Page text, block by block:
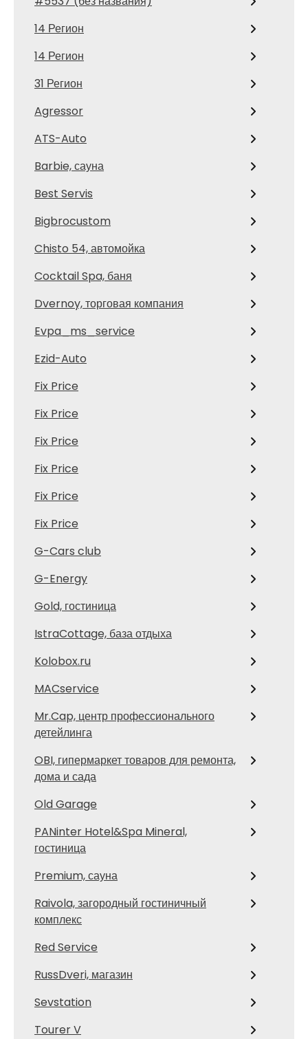
14 Регион
14 Регион
31 Регион
Agressor
ATS-Auto
Barbie, сауна
Best Servis
Bigbrocustom
Chisto 54, автомойка
Cocktail Spa, баня
Dvernoy, торговая компания
Evpa_ms_service
Ezid-Auto
Fix Price
Fix Price
Fix Price
Fix Price
Fix Price
Fix Price
G-Cars club
G-Energy
Gold, гостиница
IstraCottage, база отдыха
Kolobox.ru
MACservice
Mr.Cap, центр профессионального
детейлинга
OBI, гипермаркет товаров для ремонта,
дома и сада
Old Garage
PANinter Hotel&Spa Mineral,
гостиница
Premium, сауна
Raivola, загородный гостиничный
комплекс
Red Service
RussDveri, магазин
Sevstation
Tourer V